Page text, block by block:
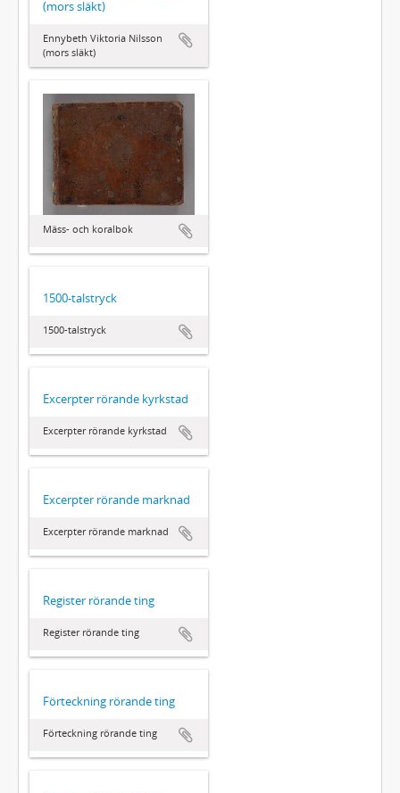
(mors släkt)
Ennybeth Viktoria Nilsson
(mors släkt)
Mäss- och koralbok
1500-talstryck
1500-talstryck
Excerpter rörande kyrkstad
Excerpter rörande kyrkstad
Excerpter rörande marknad
Excerpter rörande marknad
Register rörande ting
Register rörande ting
Förteckning rörande ting
Förteckning rörande ting